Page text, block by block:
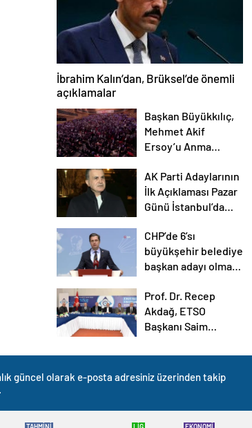
İbrahim Kalın’dan, Brüksel’de önemli
açıklamalar
Başkan Büyükkılıç,
Mehmet Akif
Ersoy’u Anma
AK Parti Adaylarının
İlk Açıklaması Pazar
Günü İstanbul’da
CHP’de 6’sı
büyükşehir belediye
başkan adayı olmak
oldu
Prof. Dr. Recep
Akdağ, ETSO
Başkanı Saim
etti
güncel olarak e-posta adresiniz üzerinden takip